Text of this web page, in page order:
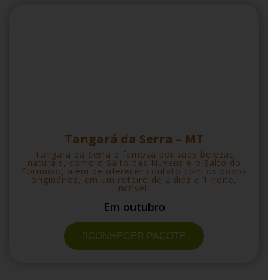
Tangará da Serra – MT
Tangará da Serra é famosa por suas belezas
naturais, como o Salto das Nuvens e o Salto do
Formoso, além de oferecer contato com os povos
originários, em um roteiro de 2 dias e 1 noite,
incrível.
Em outubro
CONHECER PACOTE